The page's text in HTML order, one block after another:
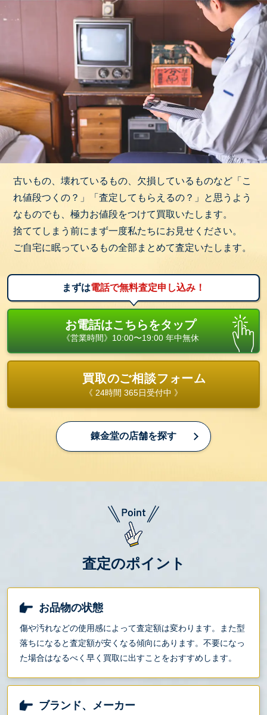
古いもの、壊れているもの、欠損しているものなど「こ
れ値段つくの？」「査定してもらえるの？」と思うよう
なものでも、極力お値段をつけて買取いたします。
捨ててしまう前にまず一度私たちにお見せください。
ご自宅に眠っているもの全部まとめて査定いたします。
まずは電話で無料査定申し込み！
お電話はこちらをタップ
《営業時間》10:00〜19:00 年中無休
買取のご相談フォーム
《 24時間 365日受付中 》
錬金堂の店舗を探す
査定のポイント
お品物の状態
傷や汚れなどの使用感によって査定額は変わります。また型
落ちになると査定額が安くなる傾向にあります。不要になっ
た場合はなるべく早く買取に出すことをおすすめします。
ブランド、メーカー